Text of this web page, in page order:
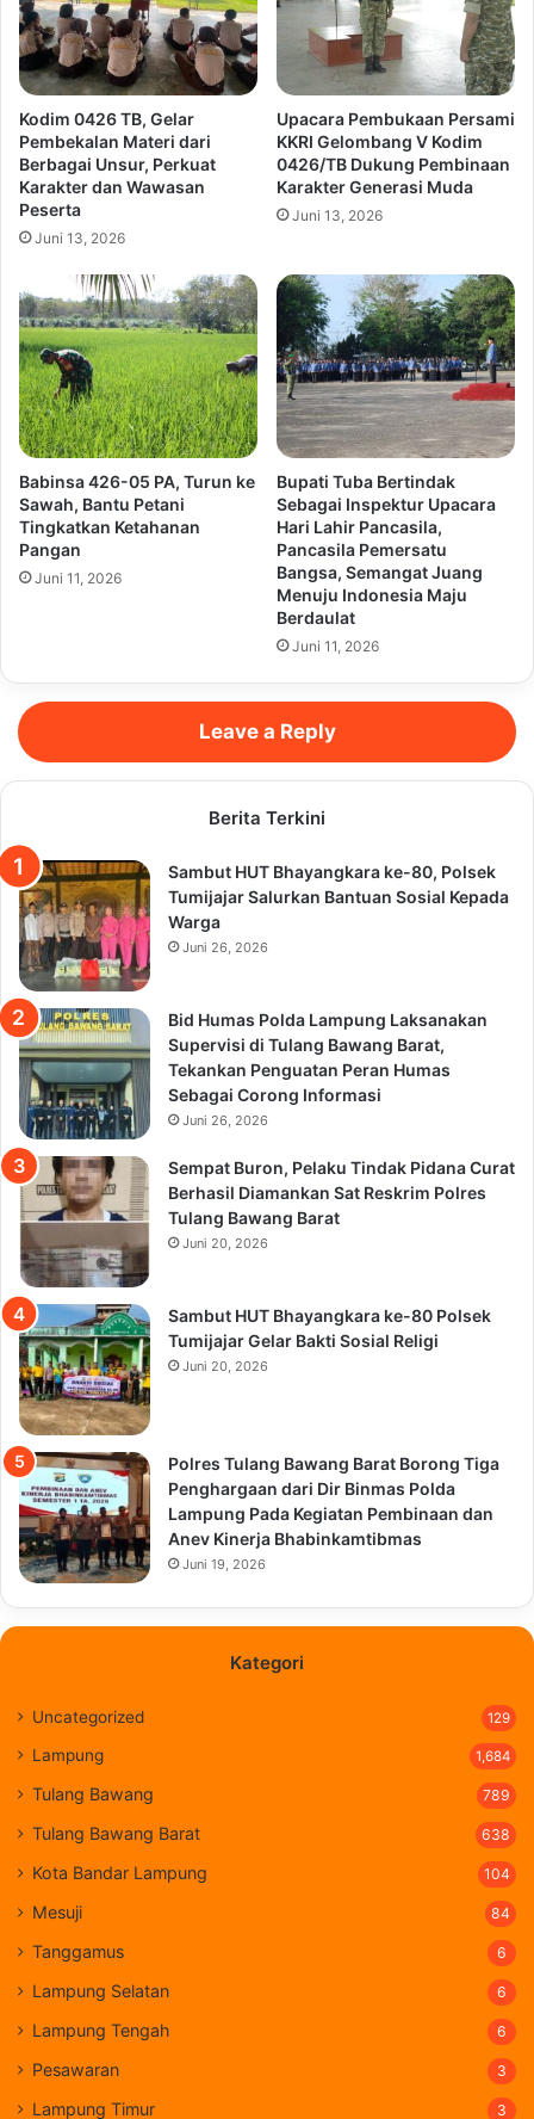
Kodim 0426 TB, Gelar
Pembekalan Materi dari
Berbagai Unsur, Perkuat
Karakter dan Wawasan
Peserta
Juni 13, 2026
Upacara Pembukaan Persami
KKRI Gelombang V Kodim
0426/TB Dukung Pembinaan
Karakter Generasi Muda
Juni 13, 2026
Babinsa 426-05 PA, Turun ke
Sawah, Bantu Petani
Tingkatkan Ketahanan
Pangan
Juni 11, 2026
Bupati Tuba Bertindak
Sebagai Inspektur Upacara
Hari Lahir Pancasila,
Pancasila Pemersatu
Bangsa, Semangat Juang
Menuju Indonesia Maju
Berdaulat
Juni 11, 2026
Leave a Reply
Berita Terkini
Sambut HUT Bhayangkara ke-80, Polsek
Tumijajar Salurkan Bantuan Sosial Kepada
Warga
Juni 26, 2026
Bid Humas Polda Lampung Laksanakan
Supervisi di Tulang Bawang Barat,
Tekankan Penguatan Peran Humas
Sebagai Corong Informasi
Juni 26, 2026
Sempat Buron, Pelaku Tindak Pidana Curat
Berhasil Diamankan Sat Reskrim Polres
Tulang Bawang Barat
Juni 20, 2026
Sambut HUT Bhayangkara ke-80 Polsek
Tumijajar Gelar Bakti Sosial Religi
Juni 20, 2026
Polres Tulang Bawang Barat Borong Tiga
Penghargaan dari Dir Binmas Polda
Lampung Pada Kegiatan Pembinaan dan
Anev Kinerja Bhabinkamtibmas
Juni 19, 2026
Kategori
Uncategorized 129
Lampung 1,684
Tulang Bawang 789
Tulang Bawang Barat 638
Kota Bandar Lampung 104
Mesuji 84
Tanggamus 6
Lampung Selatan 6
Lampung Tengah 6
Pesawaran 3
Lampung Timur 3